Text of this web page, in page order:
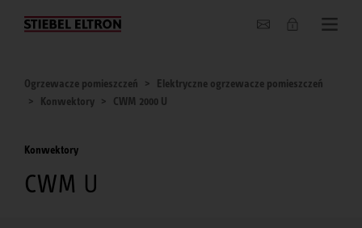
O nas
Ogrzewacze pomieszczeń
Elektryczne ogrzewacze pomieszczeń
Konwektory
CWM 2000 U
Konwektory
CWM U